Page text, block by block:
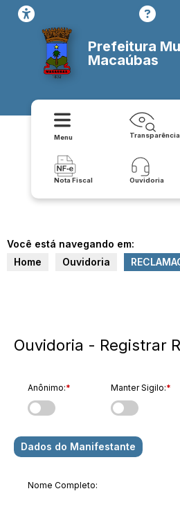
Prefeitura
Macaúbas
Menu Transparência
Nota Fiscal Ouvidoria
Você está navegando em:
Home
Ouvidoria
Ouvidoria - Registrar
Anônimo:* Manter Sigilo:*
Dados do Manifestante
Nome Completo: